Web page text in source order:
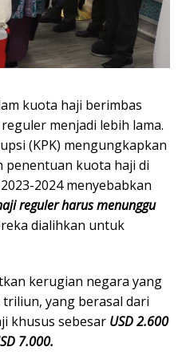
kuota haji berimbas
menjadi lebih lama.
(KPK) mengungkapkan
penentuan kuota haji di
2024 menyebabkan
reguler harus menunggu
dialihkan untuk
kerugian negara yang
yang berasal dari
khusus sebesar USD 2.600
7.000.